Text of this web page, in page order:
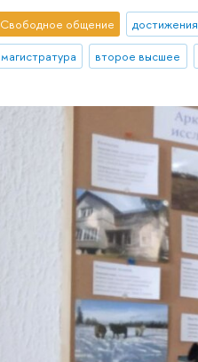
Свободное общение достижения
магистратура
второе высшее